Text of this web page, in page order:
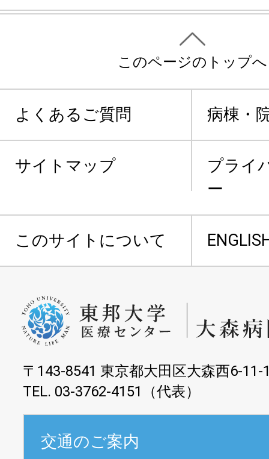
このページのトップへ
よくあるご質問 病棟・
サイトマップ
プライ
ー
このサイトについて
〒143-8541 東京都大田区大森西6-11-
TEL. 03-3762-4151（代表）
交通のご案内